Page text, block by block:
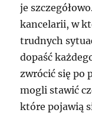
je
kancelarii, w
trudnych
dopaść
zwrócić się po
mogli stawić
które pojawią